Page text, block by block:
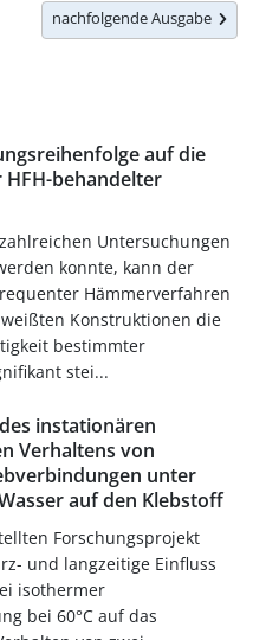
nachfolgende Ausgabe
auf die
HFH-behandelter
Untersuchungen
konnte, kann der
Hämmerverfahren
Konstruktionen die
bestimmter
stei...
instationären
Verhaltens von
unter
auf den Klebstoff
Forschungsprojekt
und langzeitige Einfluss
isothermer
bei 60°C auf das